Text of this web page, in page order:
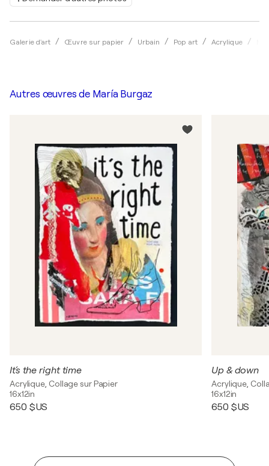
Galerie d'art Œuvre sur papier Urbain Pop art Acrylique
Autres œuvres de María Burgaz
It´s the right time
Acrylique, Collage sur Papier
16x12in
650 $US
Up & down
Acrylique,
16x12in
650 $US